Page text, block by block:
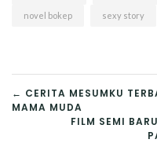
novel bokep sexy story
POST
← CERITA MESUMKU
MAMA MUDA
FILM SEMI